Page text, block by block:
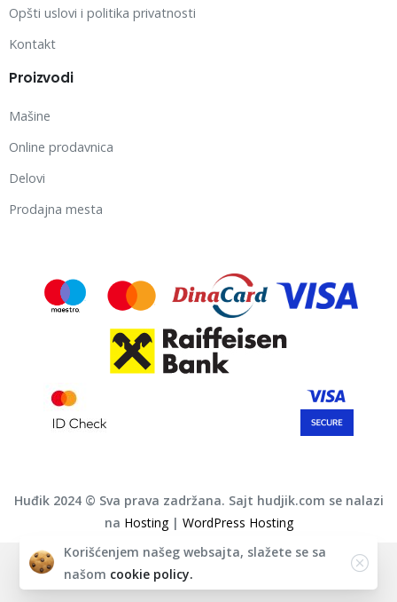
Opšti uslovi i politika privatnosti
Kontakt
Proizvodi
Mašine
Online prodavnica
Delovi
Prodajna mesta
Huđik 2024 © Sva prava zadržana. Sajt hudjik.com se nalazi
na Hosting| WordPress Hosting
Korišćenjem našeg websajta, slažete se sa
našom cookie policy.
English Deutsch Magyar Srpski